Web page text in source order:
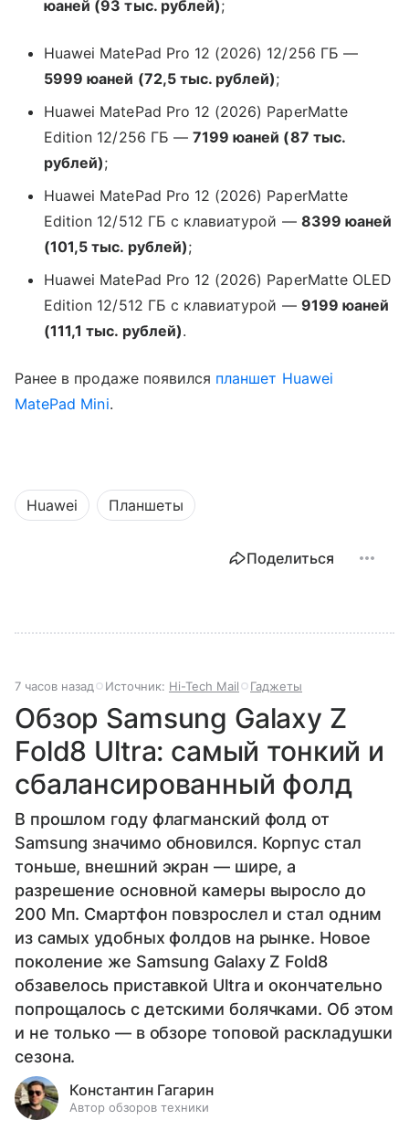
юаней (93 тыс. рублей);
Huawei MatePad Pro 12 (2026) 12/256 ГБ —
5999 юаней (72,5 тыс. рублей);
Huawei MatePad Pro 12 (2026) PaperMatte
Edition 12/256 ГБ — 7199 юаней (87 тыс.
рублей);
Huawei MatePad Pro 12 (2026) PaperMatte
Edition 12/512 ГБ с клавиатурой — 8399 юаней
(101,5 тыс. рублей);
Huawei MatePad Pro 12 (2026) PaperMatte OLED
Edition 12/512 ГБ с клавиатурой — 9199 юаней
(111,1 тыс. рублей).
Ранее в продаже появился планшет Huawei
MatePad Mini.
Huawei Планшеты
Поделиться
7 часов назад Источник: Hi-Tech Mail Гаджеты
Обзор Samsung Galaxy Z
Fold8 Ultra: самый тонкий и
сбалансированный фолд
В прошлом году флагманский фолд от
Samsung значимо обновился. Корпус стал
тоньше, внешний экран — шире, а
разрешение основной камеры выросло до
200 Мп. Смартфон повзрослел и стал одним
из самых удобных фолдов на рынке. Новое
поколение же Samsung Galaxy Z Fold8
обзавелось приставкой Ultra и окончательно
попрощалось с детскими болячками. Об этом
и не только — в обзоре топовой раскладушки
сезона.
Константин Гагарин
Автор обзоров техники